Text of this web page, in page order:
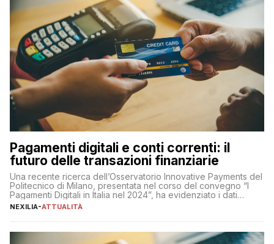
Pagamenti digitali e conti correnti: il
futuro delle transazioni finanziarie
Una recente ricerca dell’Osservatorio Innovative Payments del
Politecnico di Milano, presentata nel corso del convegno “I
Pagamenti Digitali in Italia nel 2024”, ha evidenziato i dati
definitivi del primo semestre 2024 relativamente alle
NEXILIA-ATTUALITÀ